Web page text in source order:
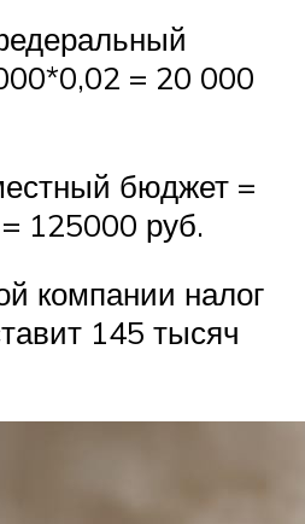
= 20 000
бюджет =
125000 руб.
компании налог
145 тысяч